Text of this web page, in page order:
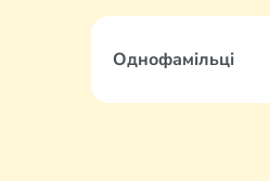
Однофамільці